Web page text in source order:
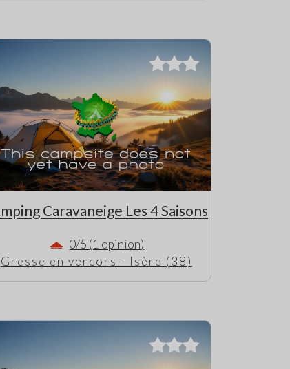
Caravaneige Les 4 Saisons
0/5 (1 opinion)
Gresse en vercors - Isère (38)